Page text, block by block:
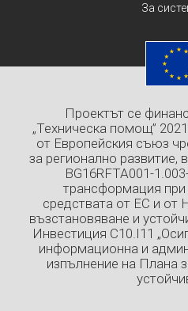
За
Проектът се
„Техническа помощ”
от Европейския съюз
за регионално развитие,
BG16RFTA001-
трансформация при
средствата от ЕС и от
възстановяване и
Инвестиция C10.I11
информационна и
изпълнение на Плана